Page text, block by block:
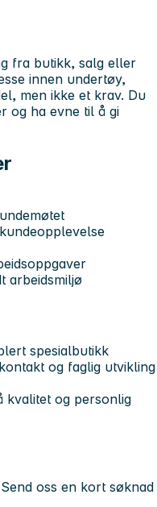
fra butikk, salg eller
innen undertøy,
men ikke et krav. Du
og ha evne til å gi
arbeidsmiljø
spesialbutikk
og faglig utvikling
kvalitet og personlig
oss en kort søknad